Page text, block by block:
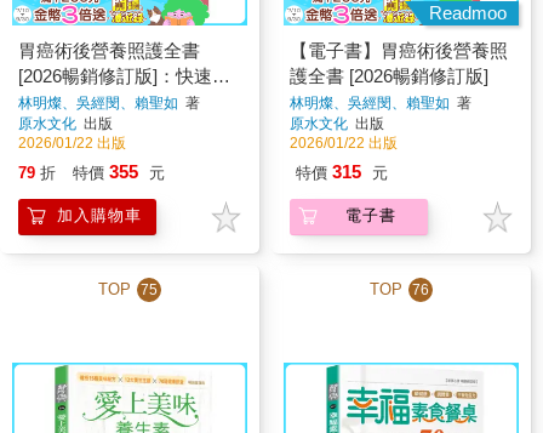
胃癌術後營養照護全書
[2026暢銷修訂版]：快速復
原三元素──營養促進‧微創
手術‧身心平衡
林明燦、吳經閔、賴聖如 著
原水文化 出版
2026/01/22 出版
79 折 特價 355 元
加入購物車
Readmoo
【電子書】胃癌術後營養照
護全書 [2026暢銷修訂版]
林明燦、吳經閔、賴聖如 著
原水文化 出版
2026/01/22 出版
特價 315 元
電子書
TOP 75 TOP 76